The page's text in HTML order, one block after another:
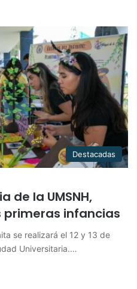
Destacadas
de la UMSNH,
infancias
se realizará el 12 y 13 de
Universitaria.…